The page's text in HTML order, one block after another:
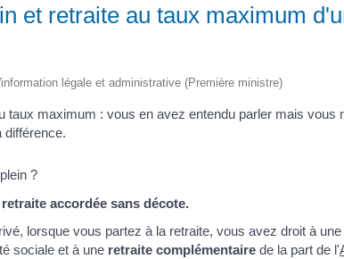
et retraite au taux maximum
légale et administrative (Première ministre)
taux maximum : vous en avez entendu parler mais vous
différence.
?
retraite accordée sans décote.
lorsque vous partez à la retraite, vous avez droit à une
sociale et à une retraite complémentaire de la part de l'